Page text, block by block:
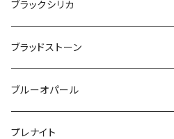
ブラックシリカ
ブラッドストーン
ブルーオパール
プレナイト